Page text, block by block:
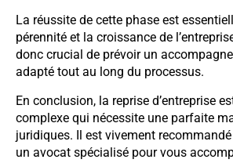
La réussite de cette phase est
pérennité et la croissance de
donc crucial de prévoir un
adapté tout au long du processus.
En conclusion, la reprise d’entreprise
complexe qui nécessite une parfaite
juridiques. Il est vivement
un avocat spécialisé pour vous